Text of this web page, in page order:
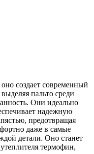
создает современный
пальто среди
Они идеально
надежную
предотвращая
даже в самые
детали. Оно станет
термофин,